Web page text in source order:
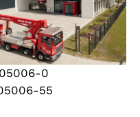
0
55